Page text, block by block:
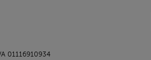
01116910934